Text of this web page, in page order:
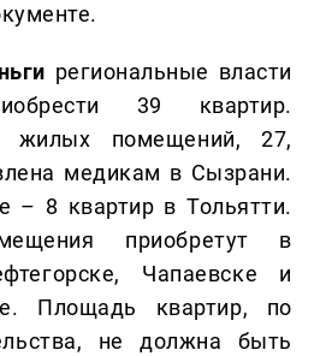
региональные власти
39 квартир.
жилых помещений, 27,
медикам в Сызрани.
– 8 квартир в Тольятти.
приобретут в
Чапаевске и
Площадь квартир, по
не должна быть